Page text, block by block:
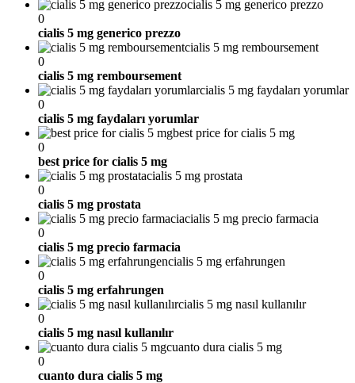
cialis 5 mg generico prezzo
0
cialis 5 mg generico prezzo
cialis 5 mg remboursement
0
cialis 5 mg remboursement
cialis 5 mg faydaları yorumlar
0
cialis 5 mg faydaları yorumlar
best price for cialis 5 mg
0
best price for cialis 5 mg
cialis 5 mg prostata
0
cialis 5 mg prostata
cialis 5 mg precio farmacia
0
cialis 5 mg precio farmacia
cialis 5 mg erfahrungen
0
cialis 5 mg erfahrungen
cialis 5 mg nasıl kullanılır
0
cialis 5 mg nasıl kullanılır
cuanto dura cialis 5 mg
0
cuanto dura cialis 5 mg